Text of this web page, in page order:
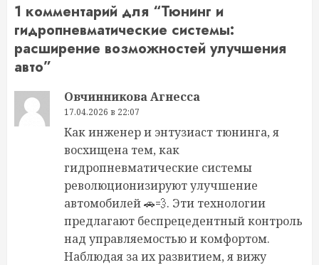
1 комментарий для “Тюнинг и
гидропневматические системы:
расширение возможностей улучшения
авто”
Овчинникова Агнесса
17.04.2026 в 22:07
Как инженер и энтузиаст тюнинга, я
восхищена тем, как
гидропневматические системы
революционизируют улучшение
автомобилей 🚗💨. Эти технологии
предлагают беспрецедентный контроль
над управляемостью и комфортом.
Наблюдая за их развитием, я вижу